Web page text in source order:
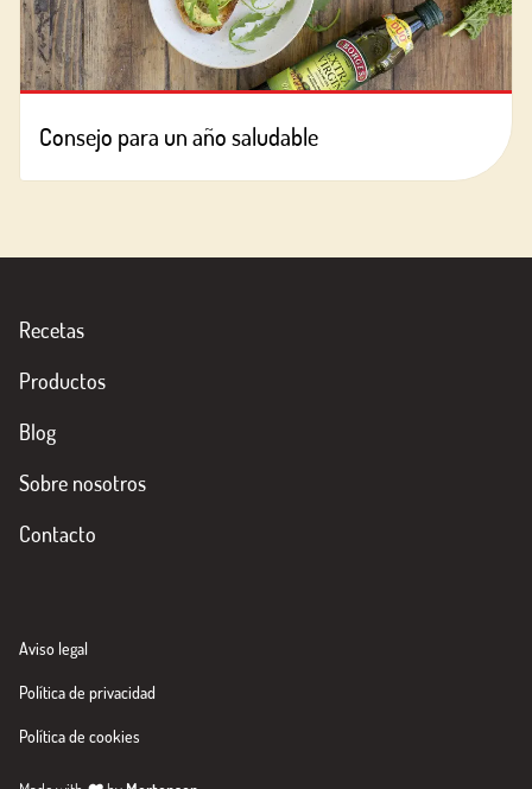
Consejo para un año saludable
Recetas
Productos
Blog
Sobre nosotros
Contacto
Aviso legal
Política de privacidad
Política de cookies